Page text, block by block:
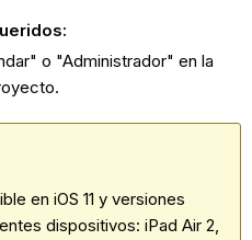
o "Administrador" en la
en iOS 11 y versiones
dispositivos: iPad Air 2,